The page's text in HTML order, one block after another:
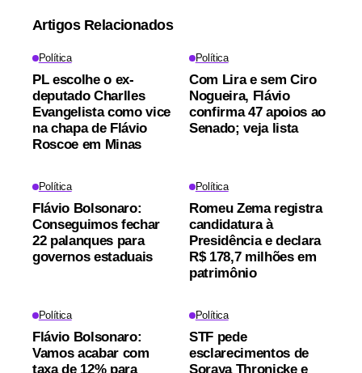
Artigos Relacionados
Política
PL escolhe o ex-
deputado Charlles
Evangelista como vice
na chapa de Flávio
Roscoe em Minas
Política
Com Lira e sem Ciro
Nogueira, Flávio
confirma 47 apoios ao
Senado; veja lista
Política
Flávio Bolsonaro:
Conseguimos fechar
22 palanques para
governos estaduais
Política
Romeu Zema registra
candidatura à
Presidência e declara
R$ 178,7 milhões em
patrimônio
Política
Flávio Bolsonaro:
Vamos acabar com
taxa de 12% para
Política
STF pede
esclarecimentos de
Soraya Thronicke e